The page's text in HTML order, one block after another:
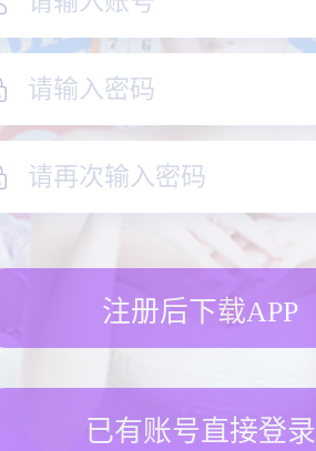
注册后下载APP
已有账号直接登录